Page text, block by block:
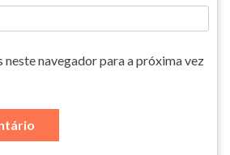
neste navegador para a próxima vez